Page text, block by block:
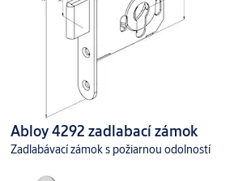
Abloy 4292 zadlabací zámok
Zadlabávací zámok s požiarnou odolností